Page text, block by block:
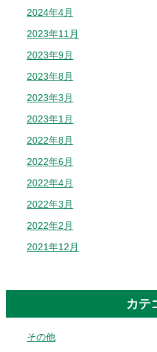
2024年4月
2023年11月
2023年9月
2023年8月
2023年3月
2023年1月
2022年8月
2022年6月
2022年4月
2022年3月
2022年2月
2021年12月
カテ
その他